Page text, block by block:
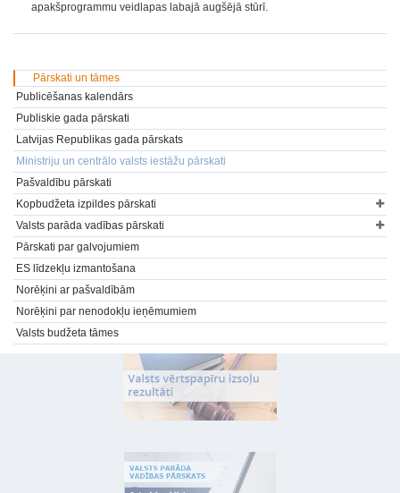
apakšprogrammu veidlapas labajā augšējā stūrī.
Pārskati un tāmes
Publicēšanas kalendārs
Publiskie gada pārskati
Latvijas Republikas gada pārskats
Ministriju un centrālo valsts iestāžu pārskati
Pašvaldību pārskati
Kopbudžeta izpildes pārskati
Valsts parāda vadības pārskati
Pārskati par galvojumiem
ES līdzekļu izmantošana
Norēķini ar pašvaldībām
Norēķini par nenodokļu ieņēmumiem
Valsts budžeta tāmes